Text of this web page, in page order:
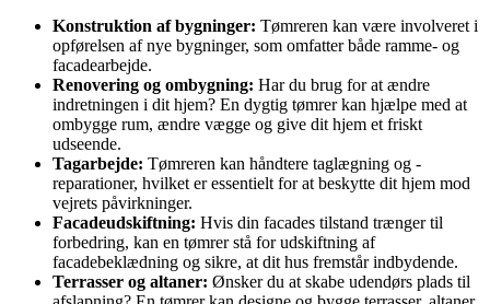
Konstruktion af bygninger: Tømreren kan være involveret i
opførelsen af nye bygninger, som omfatter både ramme- og
facadearbejde.
Renovering og ombygning: Har du brug for at ændre
indretningen i dit hjem? En dygtig tømrer kan hjælpe med at
ombygge rum, ændre vægge og give dit hjem et friskt
udseende.
Tagarbejde: Tømreren kan håndtere taglægning og -
reparationer, hvilket er essentielt for at beskytte dit hjem mod
vejrets påvirkninger.
Facadeudskiftning: Hvis din facades tilstand trænger til
forbedring, kan en tømrer stå for udskiftning af
facadebeklædning og sikre, at dit hus fremstår indbydende.
Terrasser og altaner: Ønsker du at skabe udendørs plads til